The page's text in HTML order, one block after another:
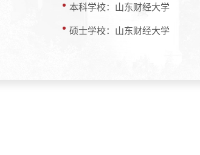
本科学校：山东财经大学
硕士学校：山东财经大学